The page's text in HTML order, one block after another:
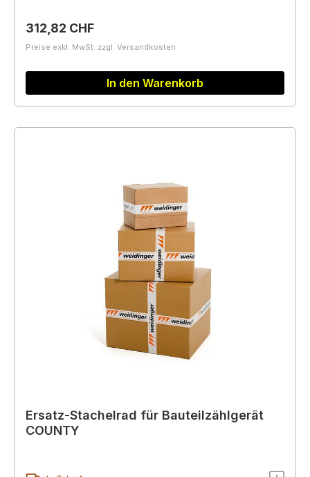
Regulärer Preis:
312,82 CHF
Preise exkl. MwSt. zzgl. Versandkosten
In den Warenkorb
Ersatz-Stachelrad für Bauteilzählgerät
COUNTY